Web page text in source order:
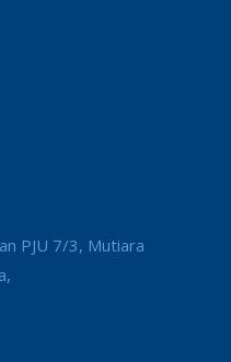
PJU 7/3, Mutiara